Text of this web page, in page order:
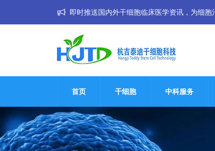
即时推送国内外干细胞临床医学资讯，为细
首页 干细胞 中科服务